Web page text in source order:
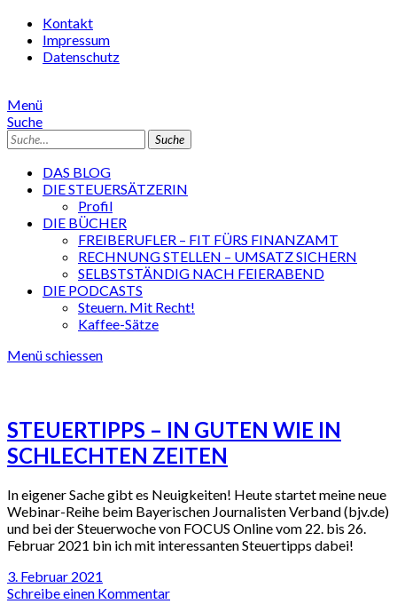
Kontakt
Impressum
Datenschutz
Menü
Suche
Suche
DAS BLOG
DIE STEUERSÄTZERIN
Profil
DIE BÜCHER
FREIBERUFLER – FIT FÜRS FINANZAMT
RECHNUNG STELLEN – UMSATZ SICHERN
SELBSTSTÄNDIG NACH FEIERABEND
DIE PODCASTS
Steuern. Mit Recht!
Kaffee-Sätze
Menü schiessen
STEUERTIPPS – IN GUTEN WIE IN
SCHLECHTEN ZEITEN
In eigener Sache gibt es Neuigkeiten! Heute startet meine neue
Webinar-Reihe beim Bayerischen Journalisten Verband (bjv.de)
und bei der Steuerwoche von FOCUS Online vom 22. bis 26.
Februar 2021 bin ich mit interessanten Steuertipps dabei!
3. Februar 2021
Schreibe einen Kommentar